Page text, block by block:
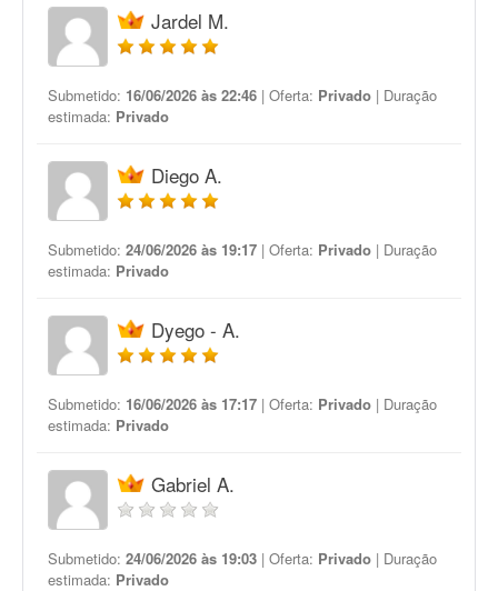
Jardel M.
Submetido: 16/06/2026 às 22:46 | Oferta: Privado | Duração
estimada: Privado
Diego A.
Submetido: 24/06/2026 às 19:17 | Oferta: Privado | Duração
estimada: Privado
Dyego - A.
Submetido: 16/06/2026 às 17:17 | Oferta: Privado | Duração
estimada: Privado
Gabriel A.
Submetido: 24/06/2026 às 19:03 | Oferta: Privado | Duração
estimada: Privado